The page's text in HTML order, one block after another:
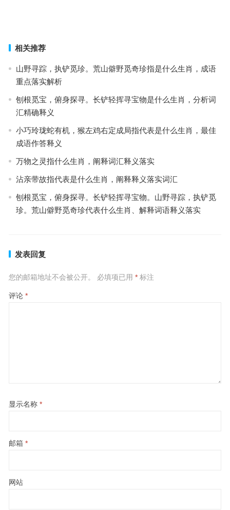
相关推荐
山野寻踪，执铲觅珍。荒山僻野觅奇珍指是什么生肖，成语
重点落实解析
刨根觅宝，俯身探寻。长铲轻挥寻宝物是什么生肖，分析词
汇精确释义
小巧玲珑蛇有机，猴左鸡右定成局指代表是什么生肖，最佳
成语作答释义
万物之灵指什么生肖，阐释词汇释义落实
沾亲带故指代表是什么生肖，阐释释义落实词汇
刨根觅宝，俯身探寻。长铲轻挥寻宝物。山野寻踪，执铲觅
珍。荒山僻野觅奇珍代表什么生肖、解释词语释义落实
发表回复
您的邮箱地址不会被公开。 必填项已用 *标注
评论 *
显示名称 *
邮箱 *
网站